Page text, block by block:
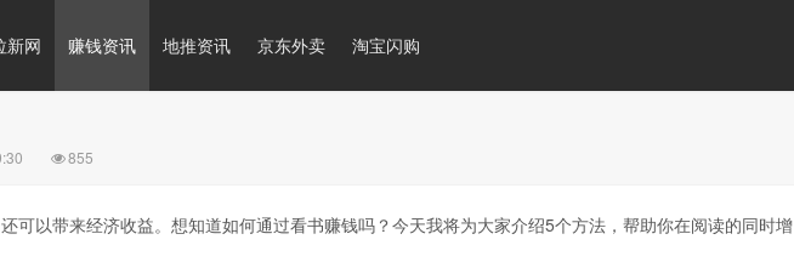
新网 赚钱资讯 地推资讯 京东外卖 淘宝闪购
855
可以带来经济收益。想知道如何通过看书赚钱吗？今天我将为大家介绍5个方法，帮助你在阅读的同时增